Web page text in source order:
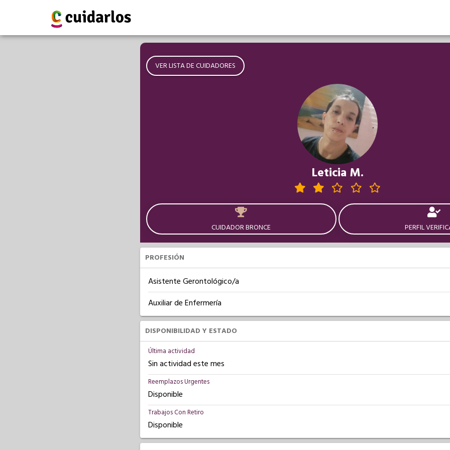
VER LISTA DE CUIDADORES
Leticia M.
CUIDADOR BRONCE PERFIL
PROFESIÓN
Asistente Gerontológico/a
Auxiliar de Enfermería
DISPONIBILIDAD Y ESTADO
Última actividad
Sin actividad este mes
Reemplazos Urgentes
Disponible
Trabajos Con Retiro
Disponible